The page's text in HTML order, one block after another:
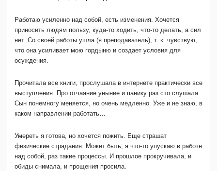
Работаю усиленно над собой, есть изменения. Хочется
приносить людям пользу, куда-то ходить, что-то делать, а сил
нет. Со своей работы ушла (я преподаватель), т. к. чувствую,
что она усиливает мою гордыню и создает условия для
осуждения.
Прочитала все книги, прослушала в интернете практически все
выступления. Про отчаяние уныние и панику раз сто слушала.
Сын понемногу меняется, но очень медленно. Уже и не знаю, в
каком направлении работать…
Умереть я готова, но хочется пожить. Еще страшат
физические страдания. Может быть, я что-то упускаю в работе
над собой, раз такие процессы. И прошлое прокручивала, и
обиды снимала, и прощения просила.